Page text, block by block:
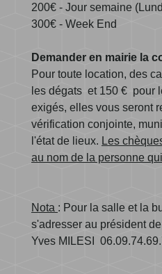
200€ - Jour semaine
300€ - Week End
Demander en mairie la
Pour toute location, des
les dégats et 150 € pour
exigés, elles vous seront
vérification conjointe,
l'état de lieux. Les
au nom de la personne
Nota : Pour la salle et la
s'adresser au président
Yves MILESI